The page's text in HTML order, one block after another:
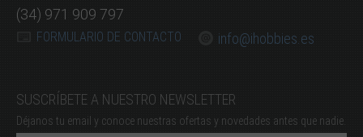
(34) 971 909 797
FORMULARIO DE CONTACTO info@ihobbies.es
SUSCRÍBETE A NUESTRO NEWSLETTER
Déjanos tu email y conoce nuestras ofertas y novedades antes que nadie.